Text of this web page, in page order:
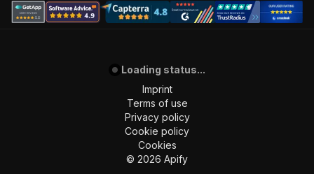
Loading status...
Imprint
Terms of use
Privacy policy
Cookie policy
Cookies
© 2026 Apify